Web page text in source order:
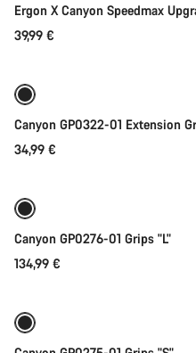
Ergon X Canyon Speedmax
39,99 €
Canyon GP0322-01 Extension
34,99 €
Canyon GP0276-01 Grips "L"
134,99 €